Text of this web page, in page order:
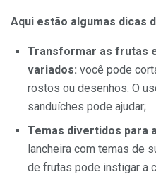
Aqui estão algumas dicas
Transformar as frutas
variados: você pode
rostos ou desenhos. O
sanduíches pode ajudar;
Temas divertidos para
lancheira com temas de
de frutas pode instigar a